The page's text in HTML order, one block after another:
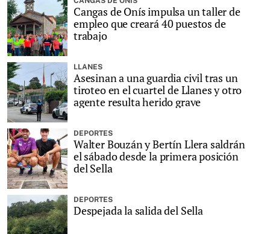
Cangas de Onís impulsa un taller de
empleo que creará 40 puestos de
trabajo
LLANES
Asesinan a una guardia civil tras un
tiroteo en el cuartel de Llanes y otro
agente resulta herido grave
DEPORTES
Walter Bouzán y Bertín Llera saldrán
el sábado desde la primera posición
del Sella
DEPORTES
Despejada la salida del Sella